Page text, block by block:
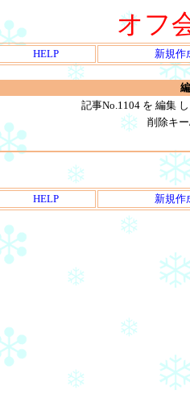
オフ
HELP 新規作
記事No.1104 を 編集
削除キ
HELP 新規作